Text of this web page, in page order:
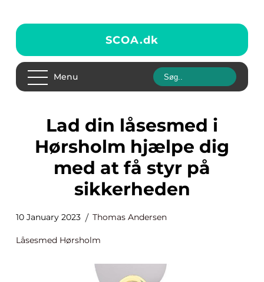
SCOA.dk
Menu
Lad din låsesmed i
Hørsholm hjælpe dig
med at få styr på
sikkerheden
10 January 2023 Thomas Andersen
Låsesmed Hørsholm